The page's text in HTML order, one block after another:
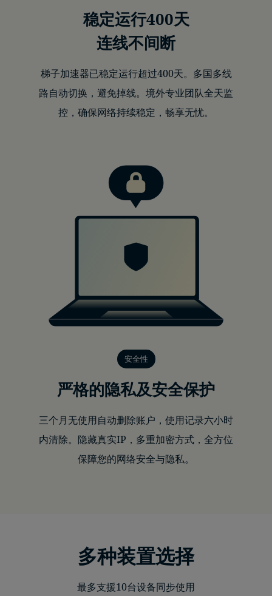
稳定运行400天
连线不间断
梯子加速器已稳定运行超过400天。多国多线
路自动切换，避免掉线。境外专业团队全天监
控，确保网络持续稳定，畅享无忧。
安全性
严格的隐私及安全保护
三个月无使用自动删除账户，使用记录六小时
内清除。隐藏真实IP，多重加密方式，全方位
保障您的网络安全与隐私。
多种装置选择
最多支援10台设备同步使用